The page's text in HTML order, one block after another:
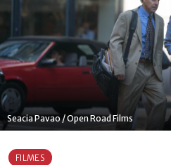
Seacia Pavao / Open Road Films
FILMES